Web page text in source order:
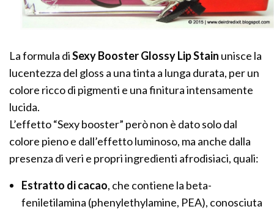
La formula diSexy Booster Glossy Lip Stain unisce la
lucentezza del gloss a una tinta a lunga durata, per un
colore ricco di pigmenti e una finitura intensamente
lucida.
L’effetto “Sexy booster” però non è dato solo dal
colore pieno e dall’effetto luminoso, ma anche dalla
presenza di veri e propri ingredienti afrodisiaci, quali:
Estratto di cacao, che contiene la beta-
feniletilamina (phenylethylamine, PEA), conosciuta